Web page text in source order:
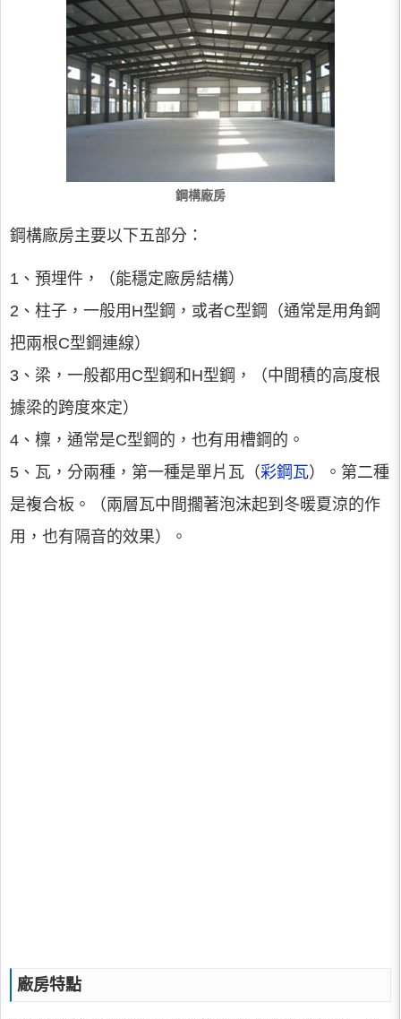
鋼構廠房
鋼構廠房主要以下五部分：
1、預埋件，（能穩定廠房結構）
2、柱子，一般用H型鋼，或者C型鋼（通常是用角鋼
把兩根C型鋼連線）
3、梁，一般都用C型鋼和H型鋼，（中間積的高度根
據梁的跨度來定）
4、檁，通常是C型鋼的，也有用槽鋼的。
5、瓦，分兩種，第一種是單片瓦（彩鋼瓦）。第二種
是複合板。（兩層瓦中間擱著泡沫起到冬暖夏涼的作
用，也有隔音的效果）。
廠房特點